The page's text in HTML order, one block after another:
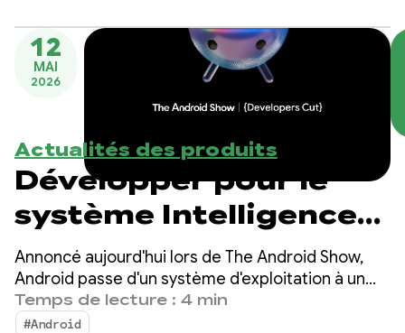
hautes performances et le développement
adaptatif pour l'écosystème en expansion.
12
MAI
2026
Actualités des produits
Développer pour le
système Intelligence
sur Android
Annoncé aujourd'hui lors de The Android Show,
Android passe d'un système d'exploitation à un
système intelligent, ce qui crée davantage
d'opportunités d'engagement avec vos
Temps de lecture : 4 min
#Android